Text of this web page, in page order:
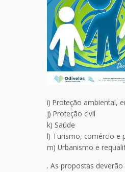
i) Proteção ambiental,
j) Proteção civil
k) Saúde
l) Turismo, comércio e
m) Urbanismo e
. As propostas